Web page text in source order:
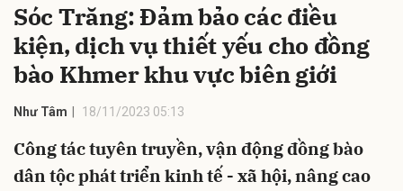
Sóc Trăng: Đảm bảo các điều
kiện, dịch vụ thiết yếu cho đồng
bào Khmer khu vực biên giới
Như Tâm 18/11/2023 05:13
Công tác tuyên truyền, vận động đồng bào
dân tộc phát triển kinh tế - xã hội, nâng cao